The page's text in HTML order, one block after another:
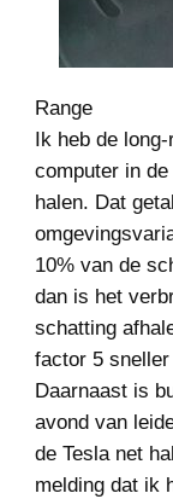
Range
Ik heb de
computer in
halen. Dat
10% van de
dan is het
schatting
factor 5
Daarnaast is
avond van
de Tesla net
melding dat ik